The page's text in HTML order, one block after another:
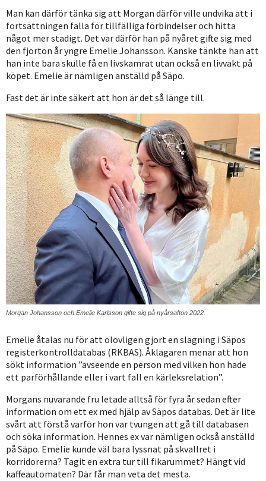
Man kan därför tänka sig att Morgan därför ville undvika att i
fortsättningen falla för tillfälliga förbindelser och hitta
något mer stadigt. Det var därför han på nyåret gifte sig med
den fjorton år yngre Emelie Johansson. Kanske tänkte han att
han inte bara skulle få en livskamrat utan också en livvakt på
köpet. Emelie är nämligen anställd på Säpo.
Fast det är inte säkert att hon är det så länge till.
Morgan Johansson och Emelie Karlsson gifte sig på nyårsafton 2022.
Emelie åtalas nu för att olovligen gjort en slagning i Säpos
registerkontrolldatabas (RKBAS). Åklagaren menar att hon
sökt information ”avseende en person med vilken hon hade
ett parförhållande eller i vart fall en kärleksrelation”.
Morgans nuvarande fru letade alltså för fyra år sedan efter
information om ett ex med hjälp av Säpos databas. Det är lite
svårt att förstå varför hon var tvungen att gå till databasen
och söka information. Hennes ex var nämligen också anställd
på Säpo. Emelie kunde väl bara lyssnat på skvallret i
korridorerna? Tagit en extra tur till fikarummet? Hängt vid
kaffeautomaten? Där får man veta det mesta.